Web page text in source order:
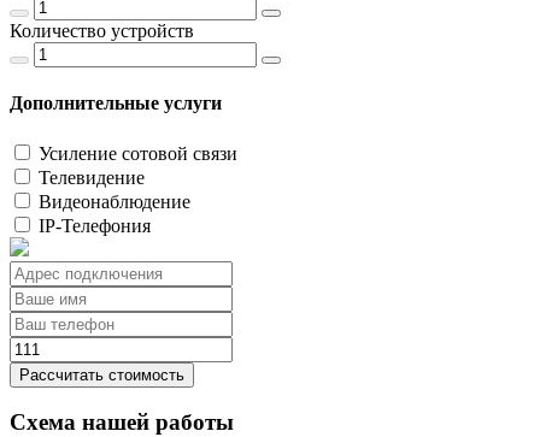
Количество устройств
Дополнительные услуги
Усиление сотовой связи
Телевидение
Видеонаблюдение
IP-Телефония
Рассчитать стоимость
Схема нашей работы